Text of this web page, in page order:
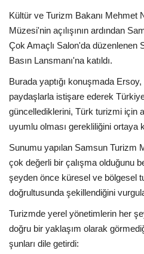
Kültür ve Turizm Bakanı Mehmet
Müzesi'nin açılışının ardından
Çok Amaçlı Salon'da düzenlenen
Basın Lansmanı'na katıldı.
Burada yaptığı konuşmada Ersoy,
paydaşlarla istişare ederek
güncellediklerini, Türk turizmi için
uyumlu olması gerekliliğini ortaya
Sunumu yapılan Samsun Turizm
çok değerli bir çalışma olduğunu
şeyden önce küresel ve bölgesel
doğrultusunda şekillendiğini
Turizmde yerel yönetimlerin her
doğru bir yaklaşım olarak
şunları dile getirdi: